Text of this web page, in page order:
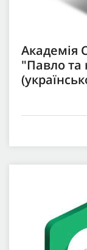
Академія
"Павло та